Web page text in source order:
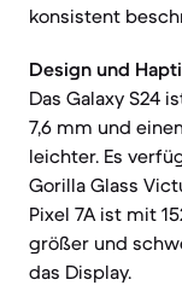
konsistent
Design und
Das Galaxy S24
7,6 mm und
leichter. Es
Gorilla Glass
Pixel 7A ist mit
größer und
das Display.